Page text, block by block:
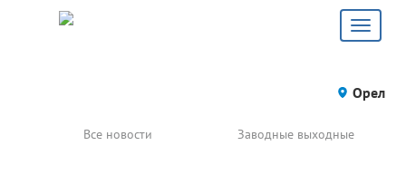
Toggle
Орел
Все новости Заводные выходные